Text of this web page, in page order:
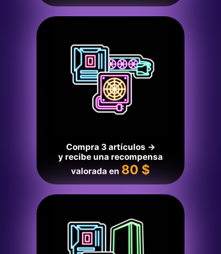
Compra 3 artículos →
y recibe una recompensa
valorada en 80 $